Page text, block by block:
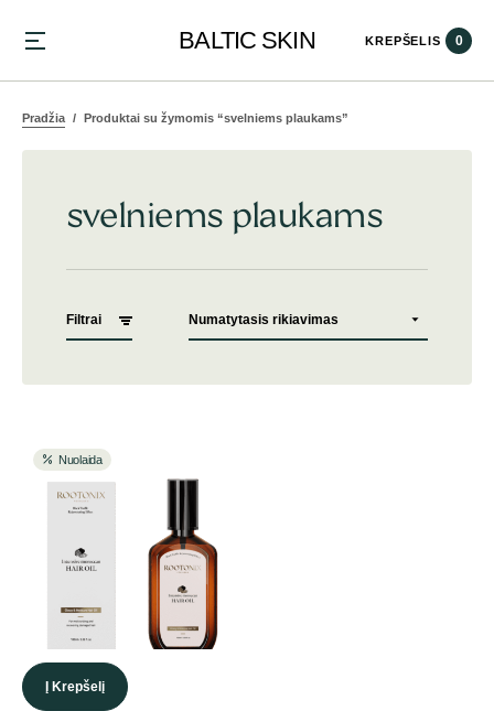
BALTIC SKIN KREPŠELIS 0
Pradžia Produktai su žymomis “svelniems plaukams”
svelniems plaukams
Filtrai
Nuolaida
Į Krepšelį